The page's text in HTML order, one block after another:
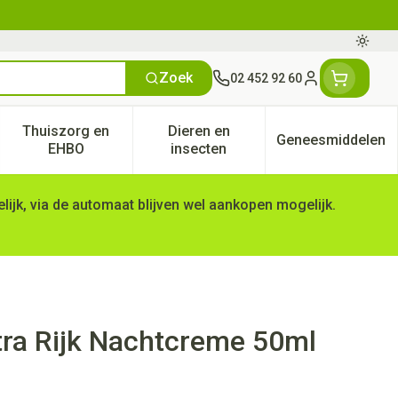
Zoek 02 452 92 60
Klant menu
categorie
voor Natuur geneeskunde categorie
Thuiszorg en
EHBOToon submenu voor Thuiszorg en EHBO categorie
Dieren en
insectenToon submenu voor Dieren
Geneesmiddelen
Toon
via de automaat blijven wel aankopen mogelijk.
Rijk Nachtcreme 50ml